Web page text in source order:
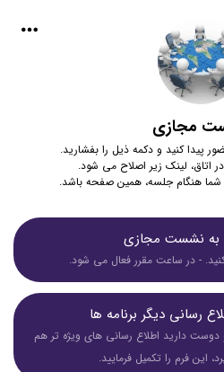
مجازی
پیدا کنید و دکمه ذیل را بفشارید.
اتاق، لینک زیر اصلاح می شود.
شما هنگام جلسه، همین صفحه باشد.
به نشست مجازی
- در ساعت مقرر فعال می شود.
رسانی دیگر برنامه ها
این فرم را تکمیل فرمایید.